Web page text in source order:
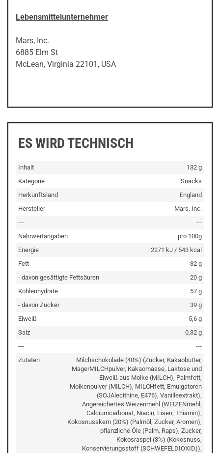
Lebensmittelunternehmer
Mars, Inc.
6885 Elm St
McLean, Virginia 22101, USA
ES WIRD TECHNISCH
Inhalt
132 g
Kategorie
Snacks
Herkunftsland
England
Hersteller
Mars, Inc.
---
---
Nährwertangaben
pro 100g
Energie
2271 kJ / 543 kcal
Fett
32 g
- davon gesättigte Fettsäuren
20 g
Kohlenhydrate
57 g
- davon Zucker
39 g
Eiweiß
5,6 g
Salz
0,32 g
---
---
Zutaten
Milchschokolade (40%) (Zucker, Kakaobutter,
MagerMILCHpulver, Kakaomasse, Laktose und
Eiweiß aus Molke (MILCH), Palmfett,
Molkenpulver (MILCH), MILCHfett, Emulgatoren
(SOJAlecithine, E476), Vanilleextrakt),
Angereichertes Weizenmehl (WEIZENmehl,
Calciumcarbonat, Niacin, Eisen, Thiamin),
Kokosnusskern (20%) (Palmöl, Zucker, Aromen),
pflanzliche Öle (Palm, Raps), Zucker,
Kokosraspel (3%) (Kokosnuss,
Konservierungsstoff (SCHWEFELDIOXID)),